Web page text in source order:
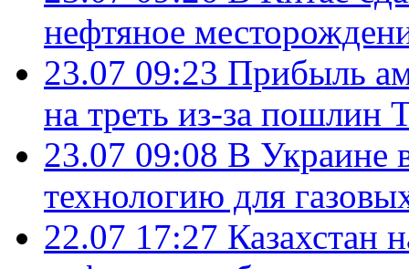
нефтяное
23.07 09:23 Прибыль
на треть из-за пошлин
23.07 09:08 В Украине
технологию для
22.07 17:27 Казахстан